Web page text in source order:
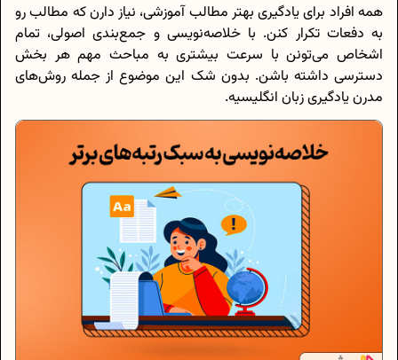
همه افراد برای یادگیری بهتر مطالب آموزشی، نیاز دارن که مطالب رو
به دفعات تکرار کنن. با خلاصه‌نویسی و جمع‌بندی اصولی، تمام
اشخاص می‌تونن با سرعت بیشتری به مباحث مهم هر بخش
دسترسی داشته باشن. بدون شک این موضوع از جمله روش‌های
مدرن یادگیری زبان انگلیسیه.